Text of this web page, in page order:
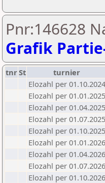
Pnr:146628
Grafik
tnrSt turnier
Elozahl per 01.10.2024
Elozahl per 01.01.2025
Elozahl per 01.04.2025
Elozahl per 01.07.2025
Elozahl per 01.10.2025
Elozahl per 01.01.2026
Elozahl per 01.04.2026
Elozahl per 01.07.2026
Elozahl per 01.10.2026